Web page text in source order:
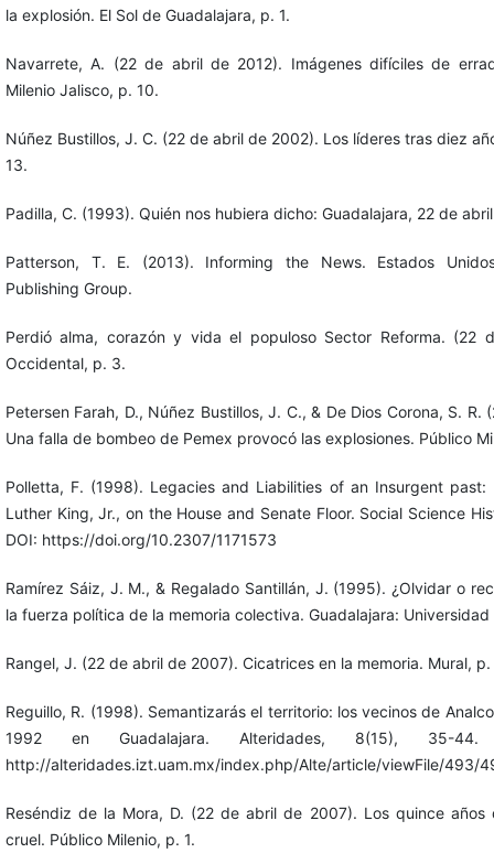
la explosión. El Sol de Guadalajara, p. 1.
Navarrete, A. (22 de abril de 2012). Imágenes difíciles de
Milenio Jalisco, p. 10.
Núñez Bustillos, J. C. (22 de abril de 2002). Los líderes tras diez
13.
Padilla, C. (1993). Quién nos hubiera dicho: Guadalajara, 22 de
Patterson, T. E. (2013). Informing the News. Estados
Publishing Group.
Perdió alma, corazón y vida el populoso Sector Reforma. (22
Occidental, p. 3.
Petersen Farah, D., Núñez Bustillos, J. C., & De Dios Corona, S.
Una falla de bombeo de Pemex provocó las explosiones. Público
Polletta, F. (1998). Legacies and Liabilities of an Insurgent past:
Luther King, Jr., on the House and Senate Floor. Social Science
DOI: https://doi.org/10.2307/1171573
Ramírez Sáiz, J. M., & Regalado Santillán, J. (1995). ¿Olvidar o
la fuerza política de la memoria colectiva. Guadalajara: Universidad
Rangel, J. (22 de abril de 2007). Cicatrices en la memoria. Mural, p.
Reguillo, R. (1998). Semantizarás el territorio: los vecinos de
1992 en Guadalajara. Alteridades, 8(15), 35-44.
http://alteridades.izt.uam.mx/index.php/Alte/article/viewFile/493/
Reséndiz de la Mora, D. (22 de abril de 2007). Los quince años
cruel. Público Milenio, p. 1.